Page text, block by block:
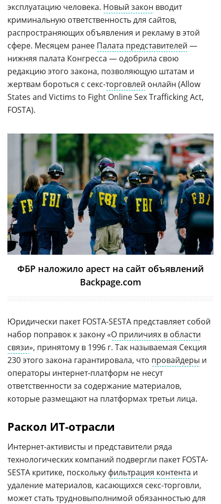
эксплуатацию человека. Новый закон вводит
криминальную ответственность для сайтов,
распространяющих объявления и рекламу в этой
сфере. Месяцем ранее Палата представителей —
нижняя палата Конгресса — одобрила свою
редакцию этого закона, позволяющую штатам и
жертвам бороться с секс-торговлей онлайн (Allow
States and Victims to Fight Online Sex Trafficking Act,
FOSTA).
ФБР наложило арест на сайт объявлений
Backpage.com
Юридически пакет FOSTA-SESTA представляет собой
набор поправок к закону «О приличиях в области
связи», принятому в 1996 г. Так называемая Секция
230 этого закона гарантировала, что провайдеры и
операторы интернет-платформ не несут
ответственности за содержание материалов,
которые размещают на платформах третьи лица.
Раскол ИТ-отрасли
Интернет-активисты и представители ряда
технологических компаний подвергли пакет FOSTA-
SESTA критике, поскольку фильтрация контента и
удаление материалов, касающихся секс-торговли,
может стать трудновыполнимой обязанностью для